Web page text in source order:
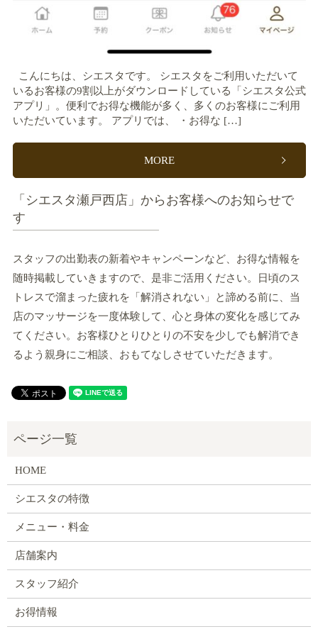
こんにちは、シエスタです。 シエスタをご利用いただいて
いるお客様の9割以上がダウンロードしている「シエスタ公式
アプリ」。便利でお得な機能が多く、多くのお客様にご利用
いただいています。 アプリでは、 ・お得な […]
MORE
「シエスタ瀬戸西店」からお客様へのお知らせで
す
スタッフの出勤表の新着やキャンペーンなど、お得な情報を
随時掲載していきますので、是非ご活用ください。日頃のス
トレスで溜まった疲れを「解消されない」と諦める前に、当
店のマッサージを一度体験して、心と身体の変化を感じてみ
てください。お客様ひとりひとりの不安を少しでも解消でき
るよう親身にご相談、おもてなしさせていただきます。
HOME
シエスタの特徴
メニュー・料金
店舗案内
スタッフ紹介
お得情報